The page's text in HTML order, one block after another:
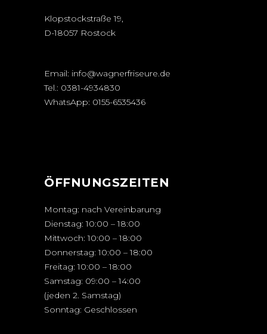
Klopstockstraße 19,
D-18057 Rostock
Email: info@wagnerfriseure.de
Tel.: 0381-4934830
WhatsApp: 0155-6535436
ÖFFNUNGSZEITEN
Montag: nach Vereinbarung
Dienstag: 10:00 – 18:00
Mittwoch: 10:00 – 18:00
Donnerstag: 10:00 – 18:00
Freitag: 10:00 – 18:00
Samstag: 09:00 – 14:00
(jeden 2. Samstag)
Sonntag: Geschlossen